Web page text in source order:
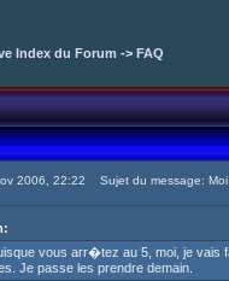
Index du Forum -> FAQ
2006, 22:22 Sujet du message:
vous arr�tez au 5, moi, je vais
Je passe les prendre demain.